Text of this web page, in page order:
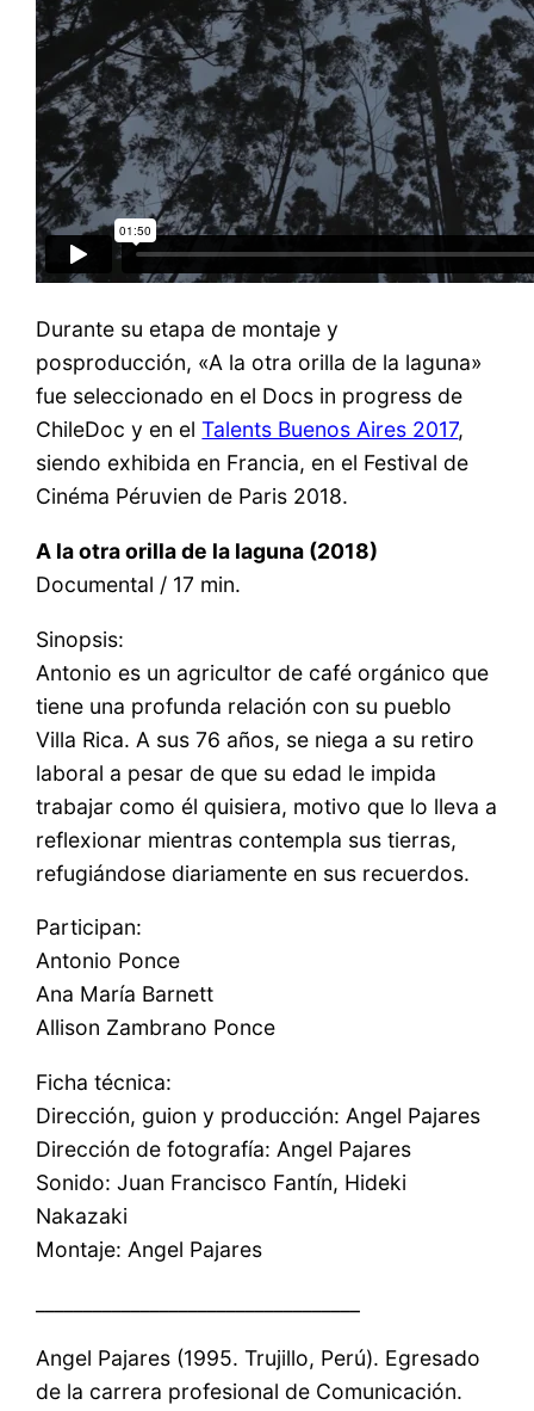
Durante su etapa de montaje y
posproducción, «A la otra orilla de la laguna»
fue seleccionado en el Docs in progress de
ChileDoc y en elTalents Buenos Aires 2017,
siendo exhibida en Francia, en el Festival de
Cinéma Péruvien de Paris 2018.
A la otra orilla de la laguna (2018)
Documental / 17 min.
Sinopsis:
Antonio es un agricultor de café orgánico que
tiene una profunda relación con su pueblo
Villa Rica. A sus 76 años, se niega a su retiro
laboral a pesar de que su edad le impida
trabajar como él quisiera, motivo que lo lleva a
reflexionar mientras contempla sus tierras,
refugiándose diariamente en sus recuerdos.
Participan:
Antonio Ponce
Ana María Barnett
Allison Zambrano Ponce
Ficha técnica:
Dirección, guion y producción: Angel Pajares
Dirección de fotografía: Angel Pajares
Sonido: Juan Francisco Fantín, Hideki
Nakazaki
Montaje: Angel Pajares
Angel Pajares (1995. Trujillo, Perú). Egresado
de la carrera profesional de Comunicación.